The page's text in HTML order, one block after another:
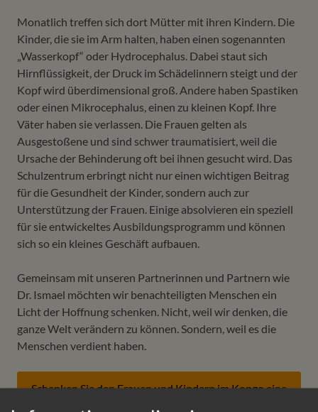
Monatlich treffen sich dort Mütter mit ihren Kindern. Die
Kinder, die sie im Arm halten, haben einen sogenannten
„Wasserkopf“ oder Hydrocephalus. Dabei staut sich
Hirnflüssigkeit, der Druck im Schädelinnern steigt und der
Kopf wird überdimensional groß. Andere haben Spastiken
oder einen Mikrocephalus, einen zu kleinen Kopf. Ihre
Väter haben sie verlassen. Die Frauen gelten als
Ausgestoßene und sind schwer traumatisiert, weil die
Ursache der Behinderung oft bei ihnen gesucht wird. Das
Schulzentrum erbringt nicht nur einen wichtigen Beitrag
für die Gesundheit der Kinder, sondern auch zur
Unterstützung der Frauen. Einige absolvieren ein speziell
für sie entwickeltes Ausbildungsprogramm und können
sich so ein kleines Geschäft aufbauen.
Gemeinsam mit unseren Partnerinnen und Partnern wie
Dr. Ismael möchten wir benachteiligten Menschen ein
Licht der Hoffnung schenken. Nicht, weil wir denken, die
ganze Welt verändern zu können. Sondern, weil es die
Menschen verdient haben.
Schenken Sie den Frauen und Kindern im Kongo eine